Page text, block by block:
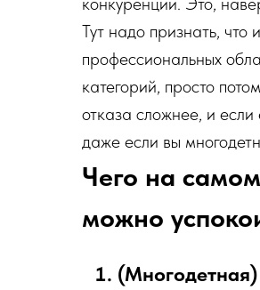
Тут надо признать,
профессиональных
категорий, просто
отказа сложнее, и
даже если вы
Чего на
можно